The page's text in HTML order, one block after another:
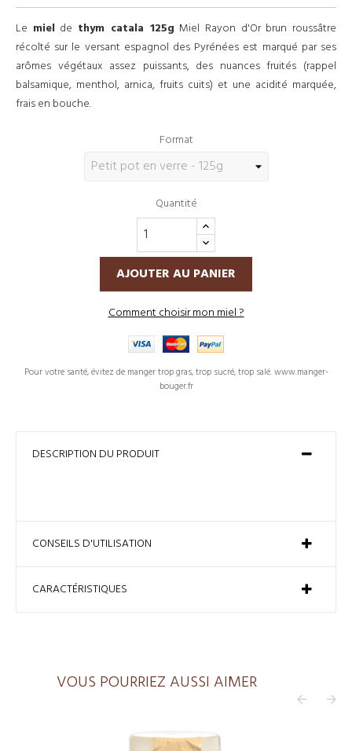
Le mielde thym catala 125g Miel Rayon d'Or brun roussâtre
récolté sur le versant espagnol des Pyrénées est marqué par ses
arômes végétaux assez puissants, des nuances fruités (rappel
balsamique, menthol, arnica, fruits cuits) et une acidité marquée,
frais en bouche.
Format
Quantité
AJOUTER AU PANIER
Comment choisir mon miel ?
Pour votre santé, évitez de manger trop gras, trop sucré, trop salé. www.manger-
bouger.fr
DESCRIPTION DU PRODUIT
CONSEILS D'UTILISATION
CARACTÉRISTIQUES
VOUS POURRIEZ AUSSI AIMER